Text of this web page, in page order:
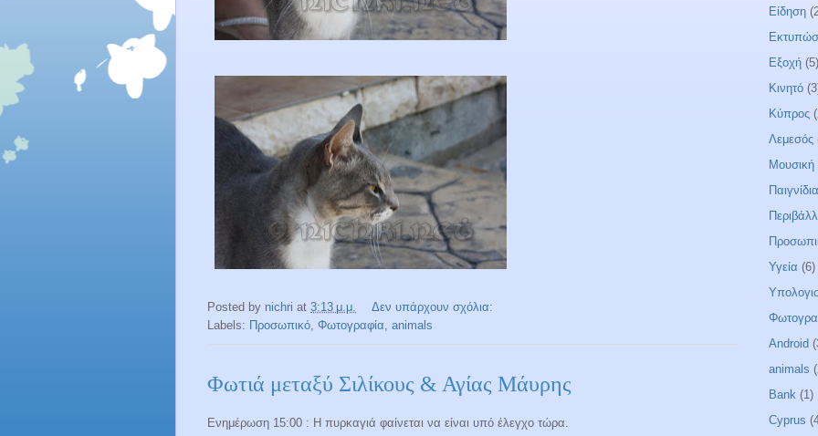
Posted by nichri at 3:13 μ.μ.
Δεν υπάρχουν σχόλια:
Labels: Προσωπικό, Φωτογραφία, animals
Φωτιά μεταξύ Σιλίκους & Αγίας Μάυρης
Ενημέρωση 15:00 : Η πυρκαγιά φαίνεται να είναι υπό έλεγχο τώρα.
Είδηση
Εξοχή (5)
Κινητό
Κύπρος
Λεμεσός
Μουσική
Παιγνίδια
Υγεία (6)
Android
animals
Bank (1)
Cyprus